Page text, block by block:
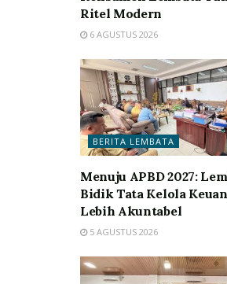
Ritel Modern
6 AGUSTUS 2026
BERITA LEMBATA
Menuju APBD 2027:
Bidik Tata Kelola
Lebih Akuntabel
5 AGUSTUS 2026